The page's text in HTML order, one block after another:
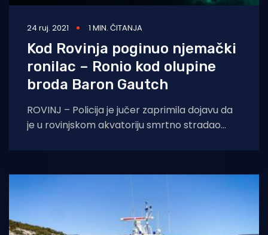
24 ruj. 2021 1 MIN. ČITANJA
Kod Rovinja poginuo njemački
ronilac – Ronio kod olupine
broda Baron Gautch
ROVINJ – Policija je jučer zaprimila dojavu da
je u rovinjskom akvatoriju smrtno stradao
se